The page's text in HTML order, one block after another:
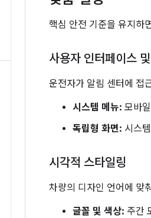
핵심 안전 기준을 유지하
사용자 인터페이스
운전자가 알림 센터에 접
시스템 메뉴: 모바
독립형 화면: 시스
시각적 스타일링
차량의 디자인 언어에 맞
글꼴 및 색상: 주간